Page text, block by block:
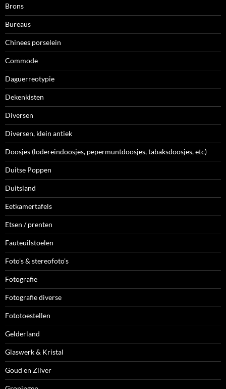
Brons
Bureaus
Chinees porselein
Commode
Daguerreotypie
Dekenkisten
Diversen
Diversen, klein antiek
Doosjes (lodereindoosjes, pepermuntdoosjes, tabaksdoosjes, etc)
Duitse Poppen
Duitsland
Eetkamertafels
Etsen / prenten
Fauteuilstoelen
Foto's & stereofoto's
Fotografie
Fotografie diverse
Fototoestellen
Gelderland
Glaswerk & Kristal
Goud en Zilver